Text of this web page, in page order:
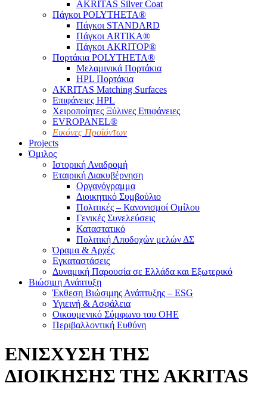
AKRITAS Silver Coat
Πάγκοι POLYTHETA®
Πάγκοι STANDARD
Πάγκοι ARTIKA®
Πάγκοι AKRITOP®
Πορτάκια POLYTHETA®
Μελαμινικά Πορτάκια
HPL Πορτάκια
AKRITAS Matching Surfaces
Επιφάνειες HPL
Χειροποίητες Ξύλινες Επιφάνειες
EVROPANEL®
Εικόνες Προϊόντων
Projects
Όμιλος
Ιστορική Αναδρομή
Εταιρική Διακυβέρνηση
Οργανόγραμμα
Διοικητικό Συμβούλιο
Πολιτικές – Κανονισμοί Ομίλου
Γενικές Συνελεύσεις
Καταστατικό
Πολιτική Αποδοχών μελών ΔΣ
Όραμα & Αρχές
Εγκαταστάσεις
Δυναμική Παρουσία σε Ελλάδα και Εξωτερικό
Βιώσιμη Ανάπτυξη
Έκθεση Βιώσιμης Ανάπτυξης – ESG
Υγιεινή & Ασφάλεια
Οικουμενικό Σύμφωνο του ΟΗΕ
Περιβαλλοντική Ευθύνη
ENIΣΧΥΣΗ ΤΗΣ
ΔΙΟΙΚΗΣΗΣ ΤΗΣ ΑKRITAS